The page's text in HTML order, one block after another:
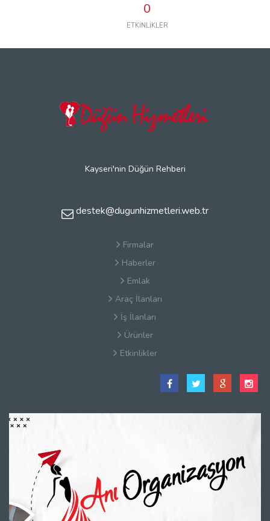
0
ETKİNLİKLER
Kayseri'nin Düğün Rehberi
destek@dugunhizmetleri.web.tr
Firmalar
Haberler
Emlak
Araç İlanları
İş İlanları
Ürünler
Etkinlikler
Satış Sözleşmesi
Hakkımızda
İletişim